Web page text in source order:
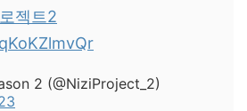
젝트2
2 (@NiziProject_2)